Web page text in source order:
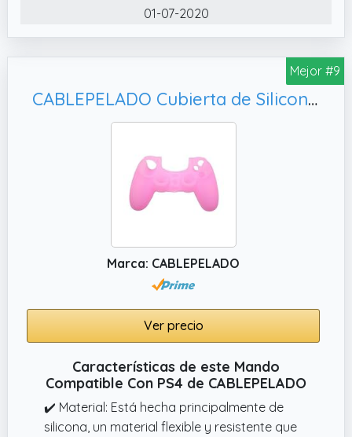
motor integrado produce diferentes efectos
de vibración según las distintas situaciones y
escenas lo que aumenta la autenticidad del
juego y disfrutar aún más de tus partidas
01-07-2020
Mejor #9
CABLEPELADO Cubierta de Silicona para Mando PS4, (Rosa)
Marca: CABLEPELADO
Ver precio
Características de este Mando
Compatible Con PS4 de CABLEPELADO
✔️ Material: Está hecha principalmente de
silicona, un material flexible y resistente que